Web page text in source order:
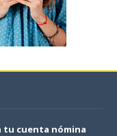
tu cuenta nómina